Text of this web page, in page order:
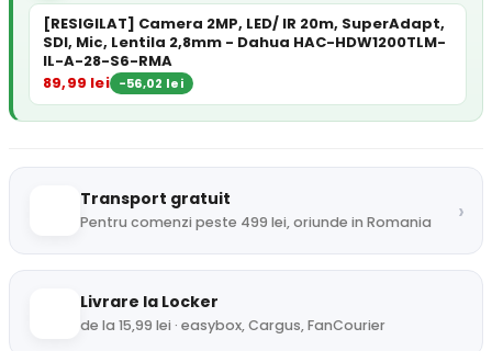
[RESIGILAT] Camera 2MP, LED/ IR 20m, SuperAdapt,
SDI, Mic, Lentila 2,8mm - Dahua HAC-HDW1200TLM-
IL-A-28-S6-RMA
89,99 lei −56,02 lei
Transport gratuit
Pentru comenzi peste 499 lei, oriunde in Romania ›
Livrare la Locker
de la 15,99 lei · easybox, Cargus, FanCourier